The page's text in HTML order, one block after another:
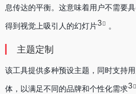
息传达的平衡。这意味着用户不需要
得到视觉上吸引人的幻灯片3 。
主题定制
该工具提供多种预设主题，同时支持
体，以满足不同的品牌和个性化需求3